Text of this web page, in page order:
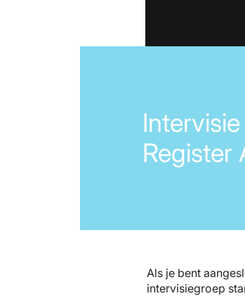
Register
Als je bent
intervisiegroep